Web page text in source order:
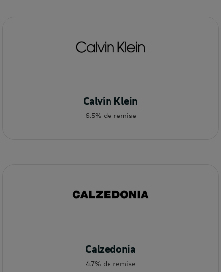
Calvin Klein
6.5% de remise
Calzedonia
4.7% de remise